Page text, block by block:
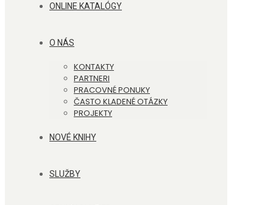
ONLINE KATALÓGY
O NÁS
KONTAKTY
PARTNERI
PRACOVNÉ PONUKY
ČASTO KLADENÉ OTÁZKY
PROJEKTY
NOVÉ KNIHY
SLUŽBY